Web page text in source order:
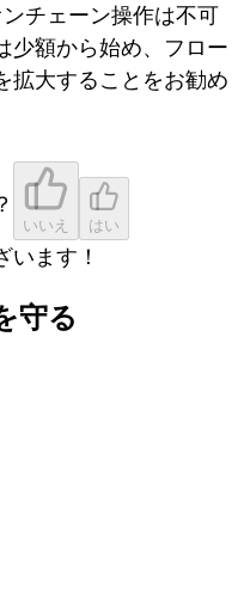
チェーン操作は不可
少額から始め、フロー
拡大することをお勧め
いいえ はい
います！
守る